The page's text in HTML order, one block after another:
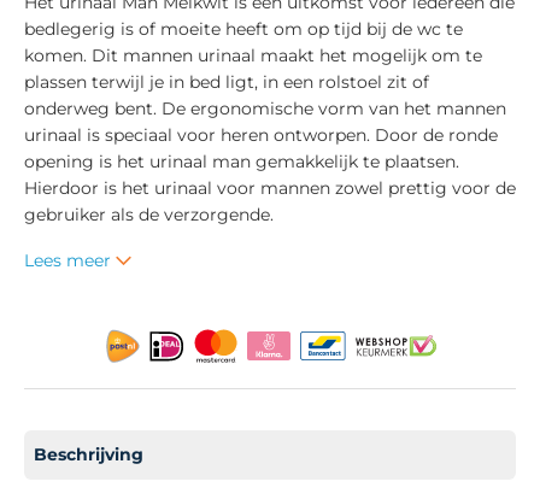
bedlegerig is of moeite heeft om op tijd bij de wc te
komen. Dit mannen urinaal maakt het mogelijk om te
plassen terwijl je in bed ligt, in een rolstoel zit of
onderweg bent. De ergonomische vorm van het mannen
urinaal is speciaal voor heren ontworpen. Door de ronde
opening is het urinaal man gemakkelijk te plaatsen.
Hierdoor is het urinaal voor mannen zowel prettig voor de
gebruiker als de verzorgende.
Lees meer
Beschrijving